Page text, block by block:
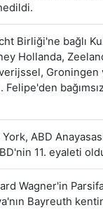
Birliği'ne bağlı
Hollanda,
Groningen
Felipe'den
ABD
11. eyaleti
Wagner'in
Bayreuth